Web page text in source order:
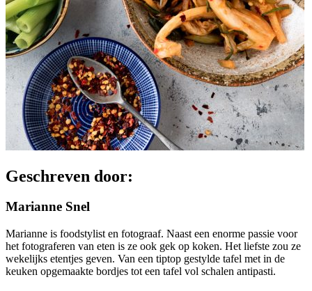
Geschreven door:
Marianne Snel
Marianne is foodstylist en fotograaf. Naast een enorme passie voor
het fotograferen van eten is ze ook gek op koken. Het liefste zou ze
wekelijks etentjes geven. Van een tiptop gestylde tafel met in de
keuken opgemaakte bordjes tot een tafel vol schalen antipasti.